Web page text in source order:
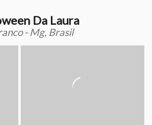
Da Laura
- Mg, Brasil